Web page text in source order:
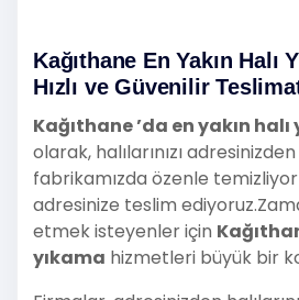
Kağıthane En Yakın Halı
Hızlı ve Güvenilir
Kağıthane ’da en yakın
olarak, halılarınızı
fabrikamızda özenle
adresinize teslim
etmek isteyenler için
yıkama hizmetleri büyük bir